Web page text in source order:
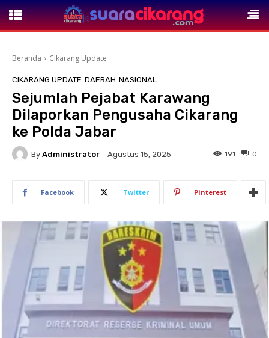
Beranda Cikarang Update
CIKARANG UPDATE DAERAH NASIONAL
Sejumlah Pejabat Karawang
Dilaporkan Pengusaha Cikarang
ke Polda Jabar
By Administrator Agustus 15, 2025 0
191
Facebook Twitter Pinterest